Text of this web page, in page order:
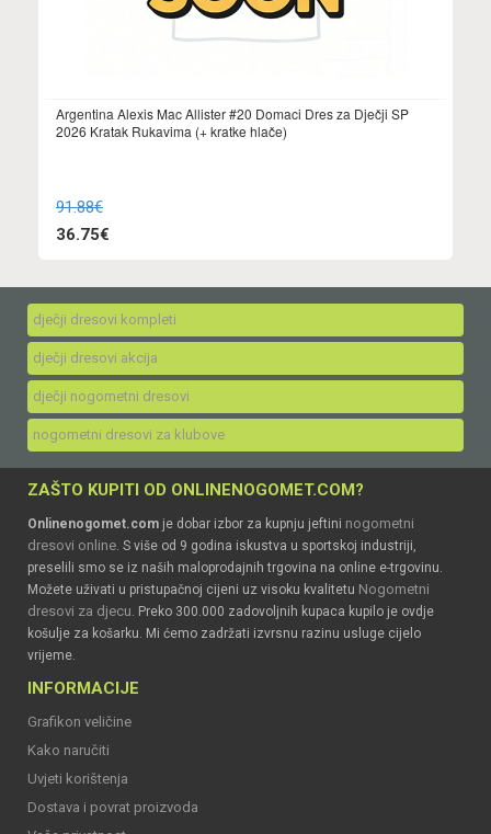
Argentina Alexis Mac Allister #20 Domaci Dres za Dječji SP
2026 Kratak Rukavima (+ kratke hlače)
91.88€
36.75€
dječji dresovi kompleti
dječji dresovi akcija
dječji nogometni dresovi
nogometni dresovi za klubove
ZAŠTO KUPITI OD ONLINENOGOMET.COM?
Onlinenogomet.com je dobar izbor za kupnju jeftini nogometni
dresovi online. S više od 9 godina iskustva u sportskoj industriji,
preselili smo se iz naših maloprodajnih trgovina na online e-trgovinu.
Možete uživati u pristupačnoj cijeni uz visoku kvalitetu Nogometni
dresovi za djecu. Preko 300.000 zadovoljnih kupaca kupilo je ovdje
košulje za košarku. Mi ćemo zadržati izvrsnu razinu usluge cijelo
vrijeme.
INFORMACIJE
Grafikon veličine
Kako naručiti
Uvjeti korištenja
Dostava i povrat proizvoda